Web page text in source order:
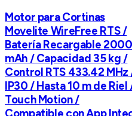
Motor para Cortinas
Movelite WireFree RTS /
Batería Recargable 2000
mAh / Capacidad 35 kg /
Control RTS 433.42 MHz
IP30 / Hasta 10 m de Riel
Touch Motion /
Compatible con App